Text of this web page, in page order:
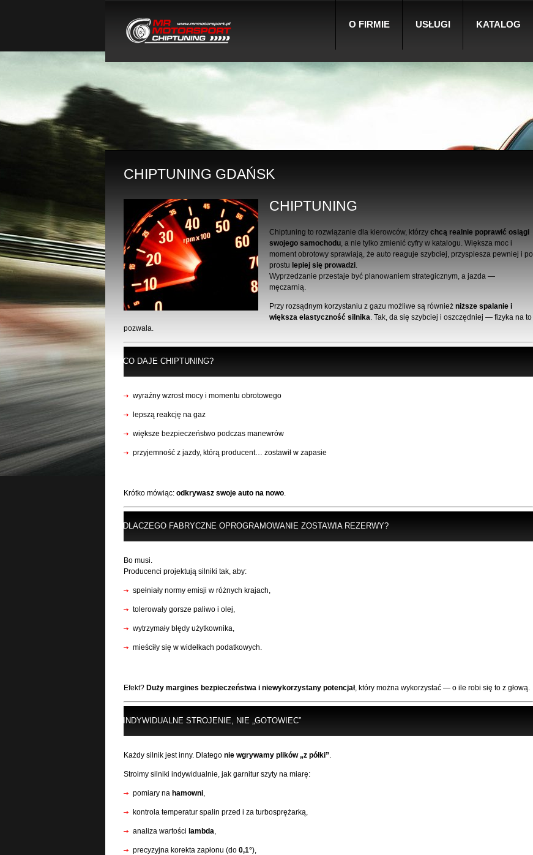
O FIRMIE USŁUGI KATALOG
CHIPTUNING GDAŃSK
CHIPTUNING
Chiptuning to rozwiązanie dla kierowców, którzy chcą realnie poprawić osiągi
swojego samochodu, a nie tylko zmienić cyfry w katalogu. Większa moc i
moment obrotowy sprawiają, że auto reaguje szybciej, przyspiesza pewniej i po
prostu lepiej się prowadzi.
Wyprzedzanie przestaje być planowaniem strategicznym, a jazda —
męczarnią.
Przy rozsądnym korzystaniu z gazu możliwe są również niższe spalanie i
większa elastyczność silnika. Tak, da się szybciej i oszczędniej — fizyka na to
pozwala.
CO DAJE CHIPTUNING?
wyraźny wzrost mocy i momentu obrotowego
lepszą reakcję na gaz
większe bezpieczeństwo podczas manewrów
przyjemność z jazdy, którą producent… zostawił w zapasie
Krótko mówiąc: odkrywasz swoje auto na nowo.
DLACZEGO FABRYCZNE OPROGRAMOWANIE ZOSTAWIA REZERWY?
Bo musi.
Producenci projektują silniki tak, aby:
spełniały normy emisji w różnych krajach,
tolerowały gorsze paliwo i olej,
wytrzymały błędy użytkownika,
mieściły się w widełkach podatkowych.
Efekt? Duży margines bezpieczeństwa i niewykorzystany potencjał, który można wykorzystać — o ile robi się to z głową.
INDYWIDUALNE STROJENIE, NIE „GOTOWIEC”
Każdy silnik jest inny. Dlatego nie wgrywamy plików „z półki”.
Stroimy silniki indywidualnie, jak garnitur szyty na miarę:
pomiary na hamowni,
kontrola temperatur spalin przed i za turbosprężarką,
analiza wartości lambda,
precyzyjna korekta zapłonu (do 0,1°),